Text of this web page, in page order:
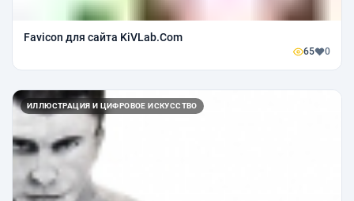
Favicon для сайта KiVLab.Com
65 0
ИЛЛЮСТРАЦИЯ И ЦИФРОВОЕ ИСКУССТВО